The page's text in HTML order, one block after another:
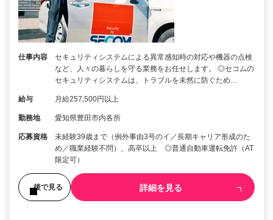
仕事内容
セキュリティシステムによる異常感知時の対応や機器の点検
など、人々の暮らしを守る業務をお任せします。 ◎セコムの
セキュリティシステムは、トラブルを未然に防ぐため…
給与 月給257,500円以上
勤務地 愛知県豊田市内各所
応募資格
未経験39歳まで（例外事由3号のイ／長期キャリア形成のた
め／職業経験不問）、高卒以上 ◎普通自動車運転免許（AT
限定可）
後で見る 詳細を見る